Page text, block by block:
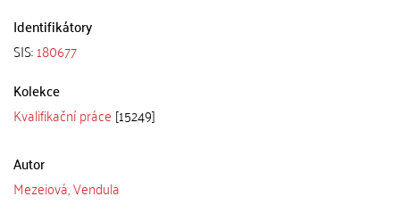
Identifikátory
SIS:180677
Kolekce
Kvalifikační práce [15249]
Autor
Mezeiová, Vendula